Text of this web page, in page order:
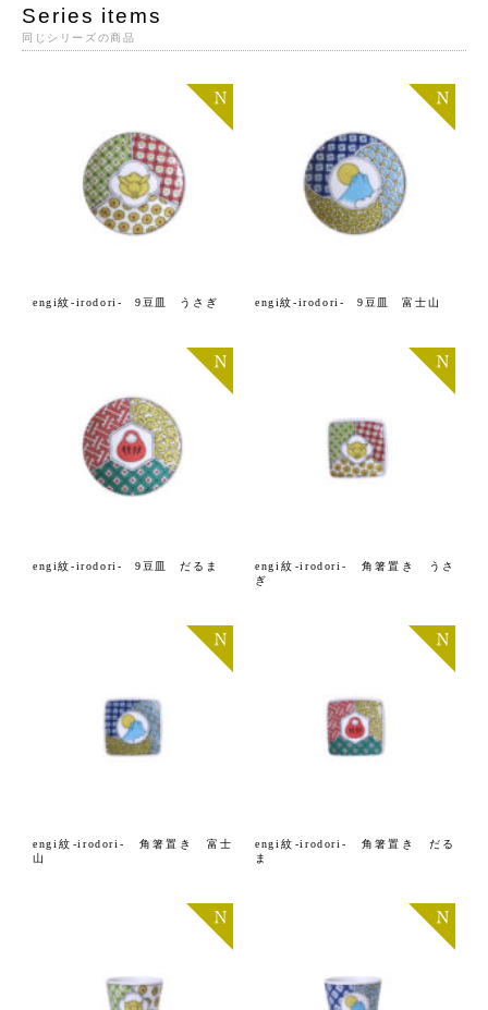
Series items
同じシリーズの商品
engi紋-irodori- 9豆皿 うさぎ engi紋-irodori- 9豆皿 富士山
engi紋-irodori- 9豆皿 だるま
engi紋-irodori- 角箸置き うさ
ぎ
engi紋-irodori- 角箸置き 富士
山
engi紋-irodori- 角箸置き だる
ま